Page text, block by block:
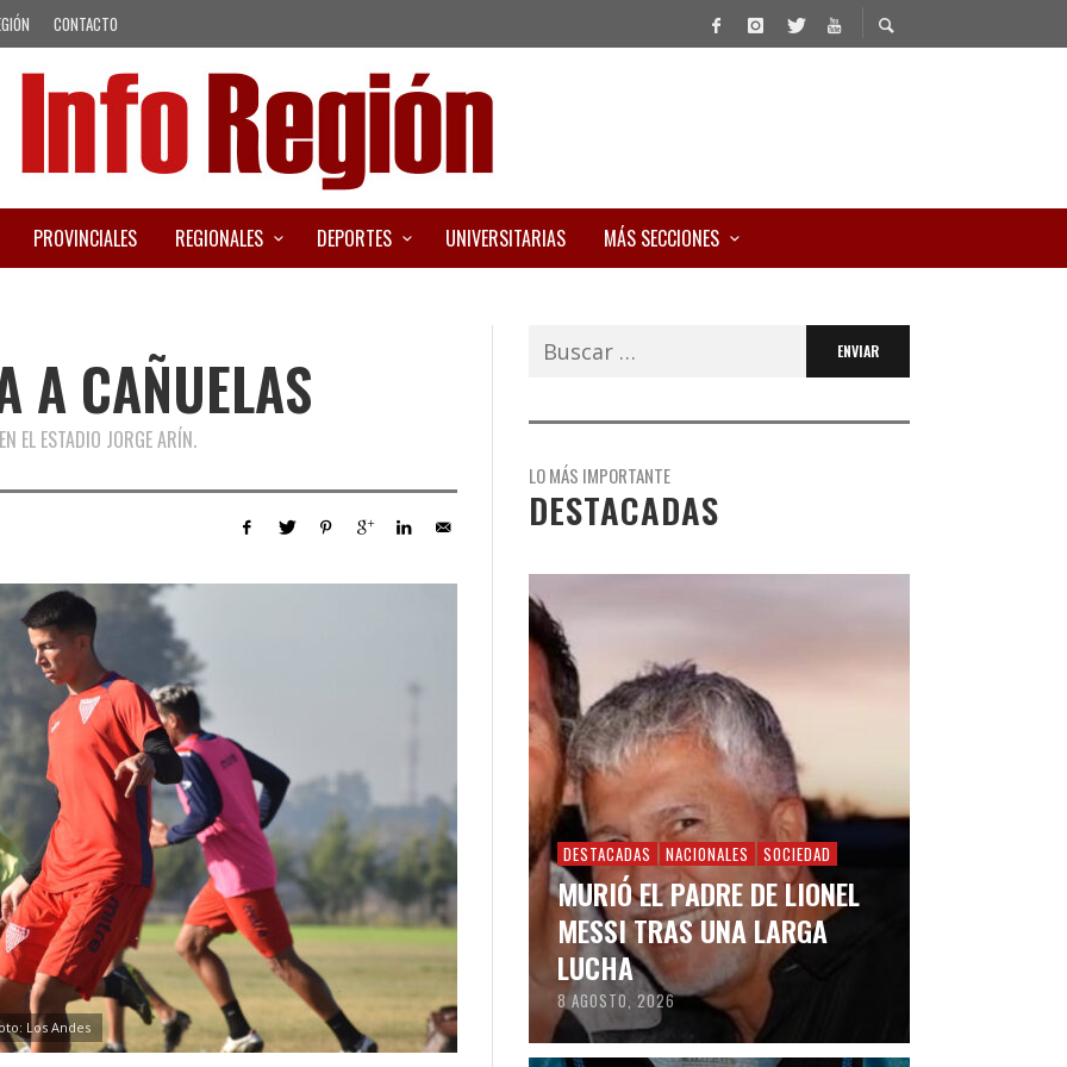
CONTACTO
PROVINCIALES REGIONALES DEPORTES UNIVERSITARIAS MÁS SECCIONES
A CAÑUELAS
EL ESTADIO JORGE ARÍN.
Los Andes
Buscar:
LO MÁS IMPORTANTE
DESTACADAS
DESTACADAS NACIONALES SOCIEDAD
MURIÓ EL PADRE DE LIONEL
MESSI TRAS UNA LARGA
LUCHA
8 AGOSTO, 2026